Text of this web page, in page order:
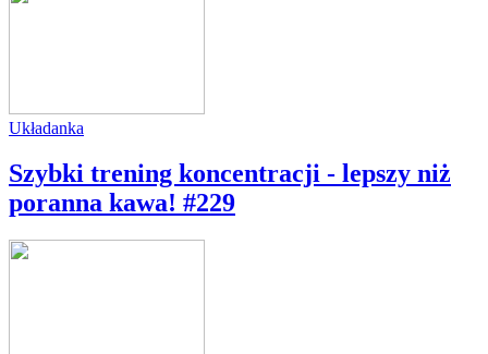
Układanka
Szybki trening koncentracji - lepszy niż
poranna kawa! #229